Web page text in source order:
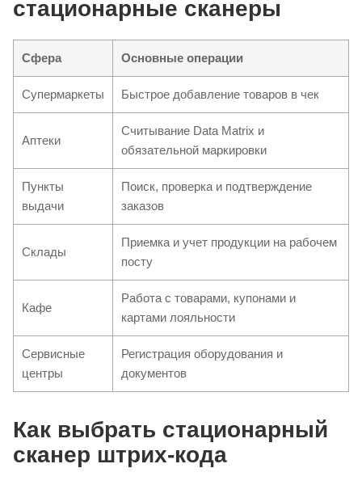
стационарные сканеры
Сфера Основные операции
Супермаркеты Быстрое добавление товаров в чек
Аптеки
Считывание Data Matrix и
обязательной маркировки
Пункты
выдачи
Поиск, проверка и подтверждение
заказов
Склады
Приемка и учет продукции на рабочем
посту
Кафе
Работа с товарами, купонами и
картами лояльности
Сервисные
центры
Регистрация оборудования и
документов
Как выбрать стационарный
сканер штрих-кода